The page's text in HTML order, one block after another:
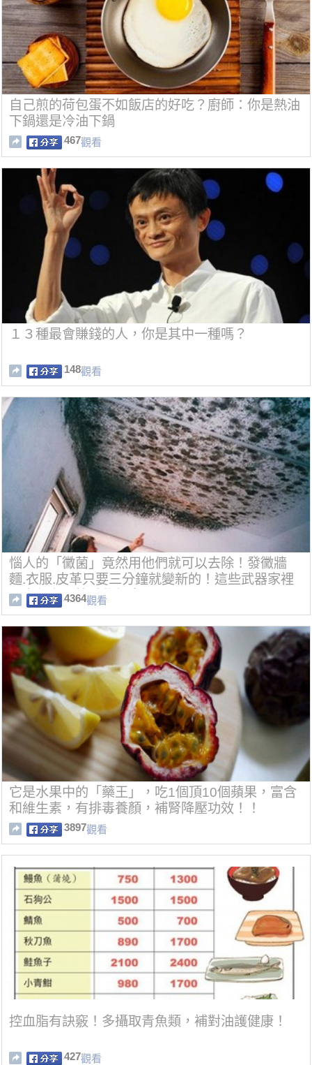
自己煎的荷包蛋不如飯店的好吃？廚師：你是熱油
下鍋還是冷油下鍋
467觀看
１３種最會賺錢的人，你是其中一種嗎？
148觀看
惱人的「黴菌」竟然用他們就可以去除！發黴牆
麵.衣服.皮革只要三分鐘就變新的！這些武器家裡
一定都有，快點學起來！
4364觀看
它是水果中的「藥王」，吃1個頂10個蘋果，富含
和維生素，有排毒養顏，補腎降壓功效！！
3897觀看
控血脂有訣竅！多攝取青魚類，補對油護健康！
427觀看